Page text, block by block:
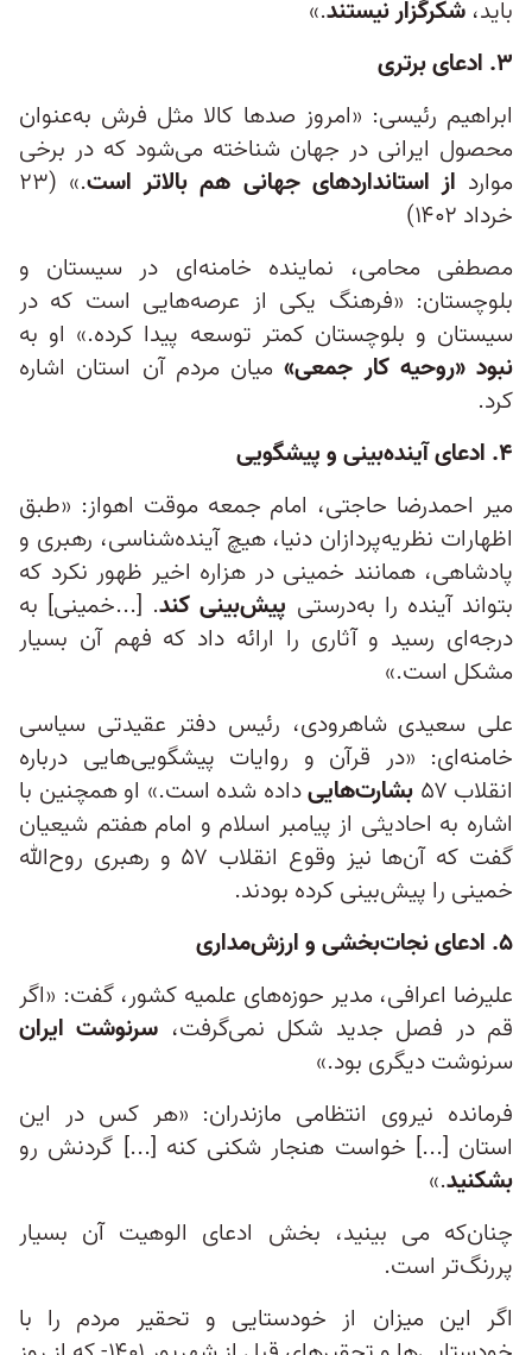
باید، شکرگزار نیستند.»
۳. ادعای برتری
ابراهیم رئیسی: «امروز صدها کالا مثل فرش به‌عنوان
محصول ایرانی در جهان شناخته می‌شود که در برخی
موارد از استانداردهای جهانی هم بالاتر است
.» (۲۳
خرداد ۱۴۰۲)
مصطفی محامی، نماینده خامنه‌ای در سیستان و
بلوچستان: «فرهنگ یکی از عرصه‌هایی است که در
سیستان و بلوچستان کمتر توسعه پیدا کرده.» او به
نبود «روحیه کار جمعی»میان مردم آن استان اشاره
کرد.
۴. ادعای آینده‌بینی و پیشگویی
میر احمدرضا حاجتی، امام جمعه موقت اهواز: «طبق
اظهارات نظریه‌پردازان دنیا، هیچ آینده‌شناسی، رهبری و
پادشاهی، همانند خمینی در هزاره اخیر ظهور نکرد که
بتواند آینده را به‌درستی پیش‌بینی کند. [...خمینی] به
درجه‌ای رسید و آثاری را ارائه داد که فهم آن بسیار
مشکل است.»
علی سعیدی شاهرودی، رئیس دفتر عقیدتی سیاسی
خامنه‌ای: «در قرآن و روایات پیشگویی‌هایی درباره
انقلاب ۵۷
بشارت‌هاییداده شده است.» او همچنین با
اشاره به احادیثی از پیامبر اسلام و امام هفتم شیعیان
گفت که آن‌ها نیز وقوع انقلاب ۵۷ و رهبری روح‌الله
خمینی را پیش‌بینی کرده بودند.
۵. ادعای نجات‌بخشی و ارزش‌مداری
علیرضا اعرافی، مدیر حوزه‌های علمیه کشور، گفت: «اگر
قم در فصل جدید شکل نمی‌گرفت، سرنوشت ایران
سرنوشت دیگری بود.»
فرمانده نیروی انتظامی مازندران: «هر کس در این
استان [...] خواست هنجار شکنی کنه [...] گردنش رو
بشکنید.»
چنان‌که می بینید، بخش ادعای الوهیت آن بسیار
پررنگ‌تر است.
اگر این میزان از خودستایی و تحقیر مردم را با